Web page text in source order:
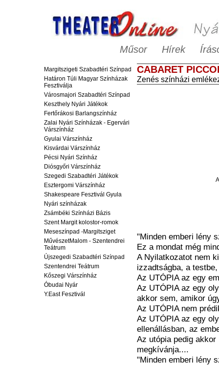
Műsor Hírek
Margitszigeti Szabadtéri Színpad
Határon Túli Magyar Színházak
Fesztiválja
Városmajori Szabadtéri Színpad
Keszthely Nyári Játékok
Fertőrákosi Barlangszínház
Zalai Nyári Színházak - Egervári
Várszínház
Gyulai Várszínház
Kisvárdai Várszínház
Pécsi Nyári Színház
Diósgyőri Várszínház
Szegedi Szabadtéri Játékok
Esztergomi Várszínház
Shakespeare Fesztivál Gyula
Nyári színházak
Zsámbéki Színházi Bázis
Szent Margit kolostor-romok
Meseszínpad -Margitsziget
MűvészetMalom - Szentendrei
Teátrum
Újszegedi Szabadtéri Színpad
Szentendrei Teátrum
Kőszegi Várszínház
Óbudai Nyár
Y.East Fesztivál
CABARET
Zenés színházi
"Minden emberi lény
Ez a mondat még
A Nyilatkozatot nem
izzadtságba, a
Az UTÓPIA az egy
Az UTÓPIA az egy
akkor sem, amikor
Az UTÓPIA nem
Az UTÓPIA az egy
ellenállásban, az
Az utópia pedig
megkívánja....
"Minden emberi lény